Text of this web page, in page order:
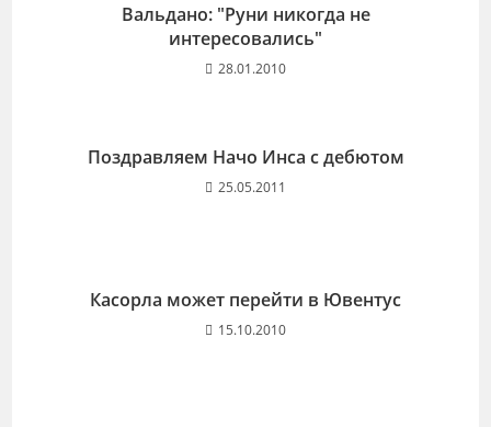
Вальдано: "Руни никогда не
интересовались"
28.01.2010
Поздравляем Начо Инса с дебютом
25.05.2011
Касорла может перейти в Ювентус
15.10.2010